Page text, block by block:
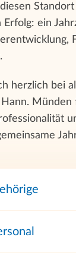
Erfolg: ein
herzlich bei
Münden